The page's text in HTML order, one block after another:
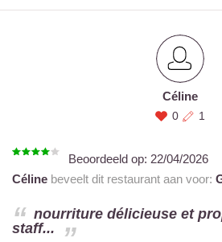
Céline
0 1
Beoordeeld op: 22/04/2026
Céline beveelt dit restaurant aan voor:
nourriture délicieuse et
staff...